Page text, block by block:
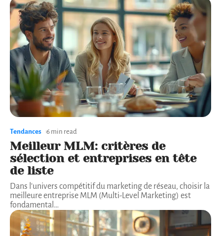
Tendances 6 min read
Meilleur MLM: critères de
sélection et entreprises en tête
de liste
Dans l'univers compétitif du marketing de réseau, choisir la
meilleure entreprise MLM (Multi-Level Marketing) est
fondamental …